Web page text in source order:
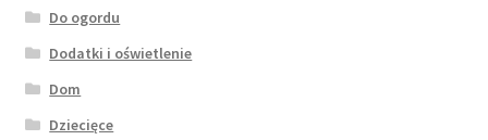
Do ogordu
Dodatki i oświetlenie
Dom
Dziecięce